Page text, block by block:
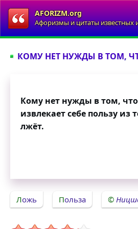
AFORIZM.org
Афоризмы и цитаты известных
КОМУ НЕТ НУЖДЫ В ТОМ,
Кому нет нужды в том,
извлекает себе пользу из
лжёт.
Ложь Польза